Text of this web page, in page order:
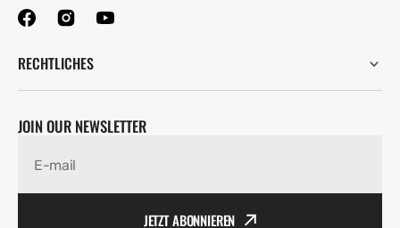
RECHTLICHES
JOIN OUR NEWSLETTER
E-mail
JETZT ABONNIEREN